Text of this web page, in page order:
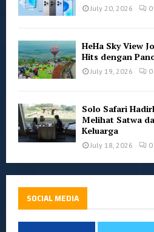
July 20, 2026 0
HeHa Sky View
Hits dengan
July 19, 2026 0
Solo Safari
Melihat Satwa
Keluarga
July 18, 2026 0
SOCIAL MEDIA